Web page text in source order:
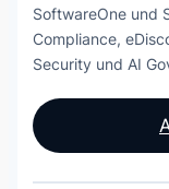
SoftwareOne und
Compliance,
Security und AI